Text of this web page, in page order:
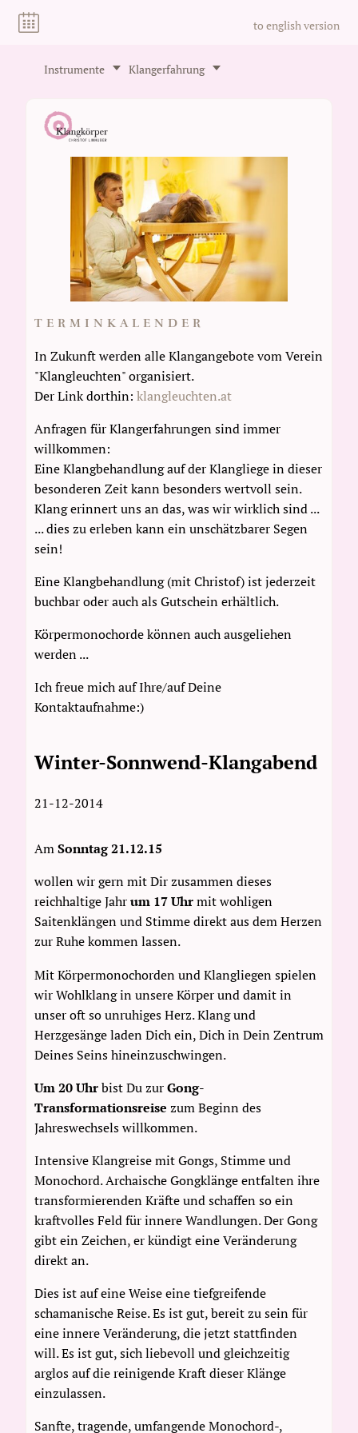
to english version
Instrumente Klangerfahrung
TERMINKALENDER
In Zukunft werden alle Klangangebote vom Verein
"Klangleuchten" organisiert.
Der Link dorthin: klangleuchten.at
Anfragen für Klangerfahrungen sind immer
willkommen:
Eine Klangbehandlung auf der Klangliege in dieser
besonderen Zeit kann besonders wertvoll sein.
Klang erinnert uns an das, was wir wirklich sind ...
... dies zu erleben kann ein unschätzbarer Segen
sein!
Eine Klangbehandlung (mit Christof) ist jederzeit
buchbar oder auch als Gutschein erhältlich.
Körpermonochorde können auch ausgeliehen
werden ...
Ich freue mich auf Ihre/auf Deine
Kontaktaufnahme:)
Winter-Sonnwend-Klangabend
21-12-2014
AmSonntag 21.12.15
wollen wir gern mit Dir zusammen dieses
reichhaltige Jahrum 17 Uhrmit wohligen
Saitenklängen und Stimme direkt aus dem Herzen
zur Ruhe kommen lassen.
Mit Körpermonochorden und Klangliegen spielen
wir Wohlklang in unsere Körper und damit in
unser oft so unruhiges Herz. Klang und
Herzgesänge laden Dich ein, Dich in Dein Zentrum
Deines Seins hineinzuschwingen.
Um 20 Uhrbist Du zurGong-
Transformationsreise zum Beginn des
Jahreswechsels willkommen.
Intensive Klangreise mit Gongs, Stimme und
Monochord. Archaische Gongklänge entfalten ihre
transformierenden Kräfte und schaffen so ein
kraftvolles Feld für innere Wandlungen. Der Gong
gibt ein Zeichen, er kündigt eine Veränderung
direkt an.
Dies ist auf eine Weise eine tiefgreifende
schamanische Reise. Es ist gut, bereit zu sein für
eine innere Veränderung, die jetzt stattfinden
will. Es ist gut, sich liebevoll und gleichzeitig
arglos auf die reinigende Kraft dieser Klänge
einzulassen.
Sanfte, tragende, umfangende Monochord-,